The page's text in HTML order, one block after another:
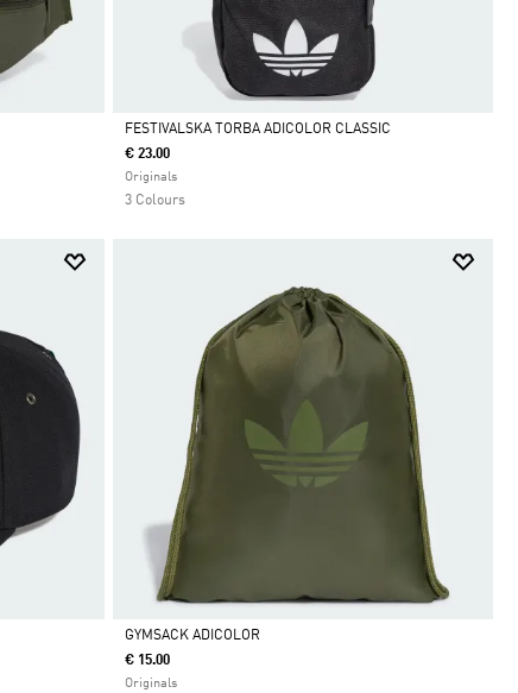
Da
FESTIVALSKA TORBA ADICOLOR CLASSIC
€ 23.00
Originals
3 Colours
Da
GYMSACK ADICOLOR
€ 15.00
Originals